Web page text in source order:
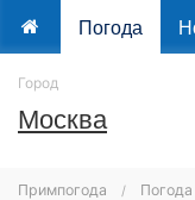
Погода
Город
Москва
Примпогода Погода